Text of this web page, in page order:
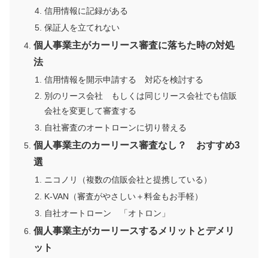
信用情報に記録がある
保証人を立てれない
個人事業主がカーリース審査に落ちた時の対処
法
信用情報を開示申請する 対応を検討する
別のリース会社 もしくは同じリース会社でも信販
会社を変更して審査する
自社審査のオートローンに切り替える
個人事業主のカーリース審査なし？ おすすめ3
選
ニコノリ（複数の信販会社と提携している）
K-VAN（審査がやさしい＋料金もお手軽）
自社オートローン 「オトロン」
個人事業主がカーリースするメリットとデメリ
ット